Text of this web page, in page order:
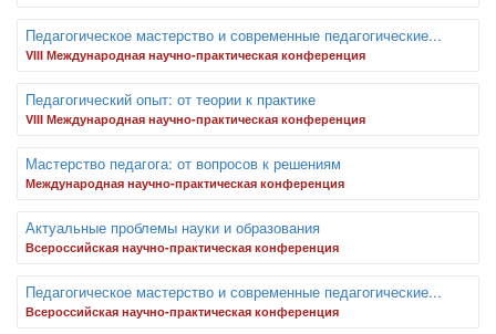
Педагогическое мастерство и современные педагогические...
VIII Международная научно-практическая конференция
Педагогический опыт: от теории к практике
VIII Международная научно-практическая конференция
Мастерство педагога: от вопросов к решениям
Международная научно-практическая конференция
Актуальные проблемы науки и образования
Всероссийская научно-практическая конференция
Педагогическое мастерство и современные педагогические...
Всероссийская научно-практическая конференция